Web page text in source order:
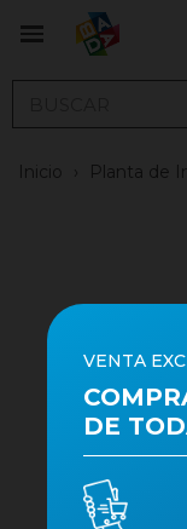
Inicio Planta de
VENTA
DE